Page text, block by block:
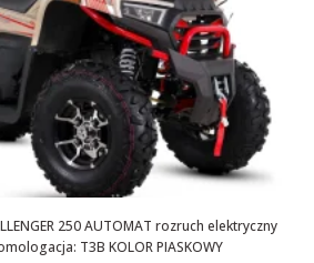
250 AUTOMAT rozruch elektryczny
T3B KOLOR PIASKOWY